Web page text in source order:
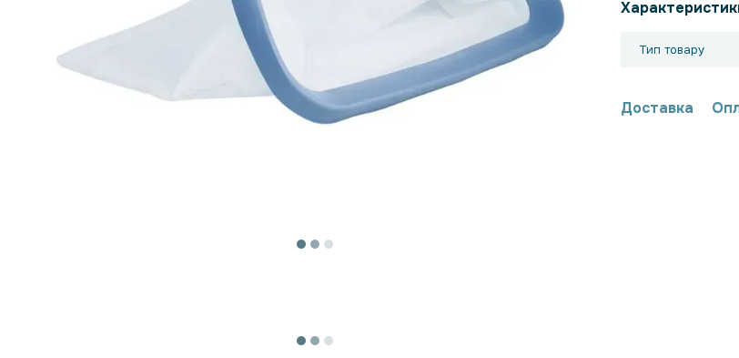
Тип товару
Доставка